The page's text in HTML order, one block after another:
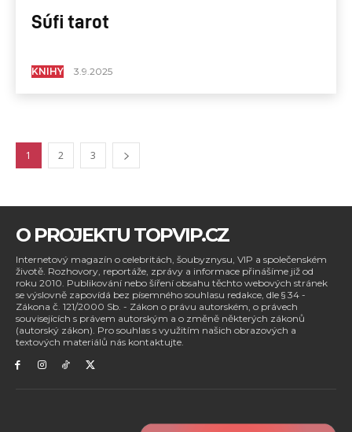
Súfi tarot
KNIHY 3.9.2025
1 2 3
O PROJEKTU TOPVIP.CZ
Internetový magazín o celebritách, šoubyznysu, VIP a společenském
životě. Rozhovory, reportáže, zprávy a informace přinášíme již od
roku 2010. Publikování nebo šíření obsahu těchto webových stránek
se výslovně zapovídá bez písemného souhlasu redakce, dle § 34 -
Zákona č. 121/2000 Sb. - Zákon o právu autorském, o právech
souvisejících s právem autorským a o změně některých zákonů
(autorský zákon). Pro souhlas s využitím našich obrazových a
textových materiálů nás kontaktujte.